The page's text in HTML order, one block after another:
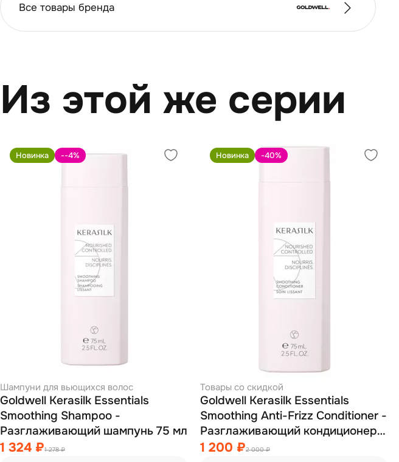
Все товары бренда
Из этой же серии
Новинка --4%
Шампуни для вьющихся волос
Goldwell Kerasilk Essentials
Smoothing Shampoo -
Разглаживающий шампунь 75 мл
1 324 ₽1 278 ₽
Новинка -40%
Товары со скидкой
Goldwell Kerasilk Essentials
Smoothing Anti-Frizz Conditioner -
Разглаживающий кондиционер
против завитков 75 мл
1 200 ₽2 000 ₽